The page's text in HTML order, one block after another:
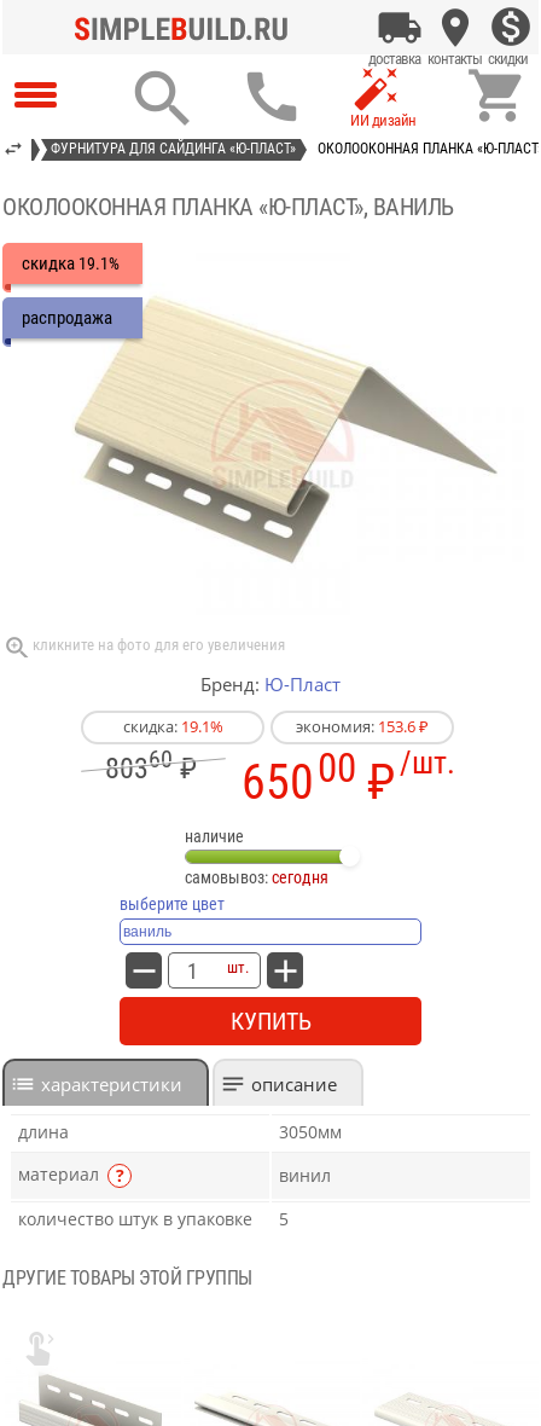
   
ФУРНИТУРА ДЛЯ САЙДИНГА «Ю-ПЛАСТ» ОКОЛООКОННАЯ ПЛАНКА «Ю-
ОКОЛООКОННАЯ ПЛАНКА «Ю-ПЛАСТ», ВАНИЛЬ
скидка 19.1%
распродажа
Бренд: Ю-Пласт
скидка: 19.1% экономия: 153.6 ₽
80360₽ /шт.
65000 ₽
наличие
самовывоз:сегодня
выберите цвет
шт.
КУПИТЬ
характеристики описание
длина
3050мм
материал
?
винил
количество штук в упаковке
5
ДРУГИЕ ТОВАРЫ ЭТОЙ ГРУППЫ
